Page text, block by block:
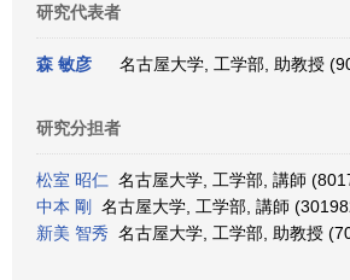
研究代表者
森 敏彦 名古屋大学, 工学部, 助教授
研究分担者
松室 昭仁 名古屋大学, 工学部, 講師
中本 剛
名古屋大学, 工学部, 講師
新美 智秀 名古屋大学, 工学部, 助教授